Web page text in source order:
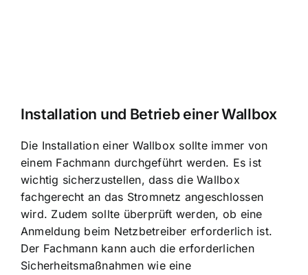
Installation und Betrieb einer Wallbox
Die Installation einer Wallbox sollte immer von
einem Fachmann durchgeführt werden. Es ist
wichtig sicherzustellen, dass die Wallbox
fachgerecht an das Stromnetz angeschlossen
wird. Zudem sollte überprüft werden, ob eine
Anmeldung beim Netzbetreiber erforderlich ist.
Der Fachmann kann auch die erforderlichen
Sicherheitsmaßnahmen wie eine